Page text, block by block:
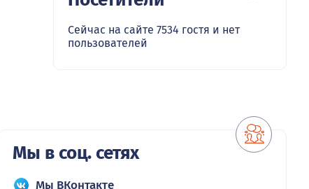
Сейчас на сайте 7534 гостя и нет
пользователей
Мы в соц. сетях
Мы ВКонтакте